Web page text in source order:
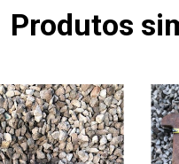
Produtos